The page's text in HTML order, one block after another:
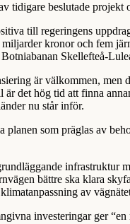
tidigare beslutade
till regeringens
kronor och fem
Botniabanan Skellefteå-
är välkommen, men
är det hög tid att finna
nu står inför.
planen som präglas av
infrastruktur
bättre ska klara
klimatanpassning av
investeringar ger